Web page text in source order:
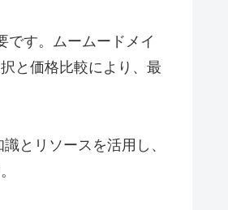
です。ムームードメイ
と価格比較により、最
とリソースを活用し、